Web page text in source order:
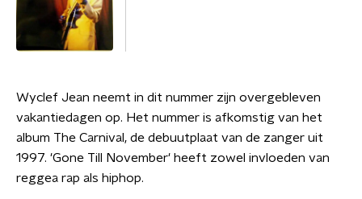
Wyclef Jean neemt in dit nummer zijn overgebleven
vakantiedagen op. Het nummer is afkomstig van het
album The Carnival, de debuutplaat van de zanger uit
1997. 'Gone Till November' heeft zowel invloeden van
reggea rap als hiphop.